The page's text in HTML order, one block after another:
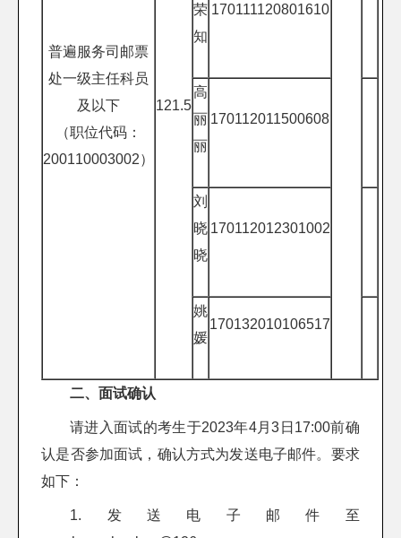
普遍服务司邮票
处一级主任科员
及以下
（职位代码：
200110003002）
121.5
荣
知
170111120801610
高
丽
丽
170112011500608
刘
晓
晓
170112012301002
姚
媛
170132010106517
二、面试确认
请进入面试的考生于2023年4月3日17:00前确
认是否参加面试，确认方式为发送电子邮件。要求
如下：
1.发送电子邮件至